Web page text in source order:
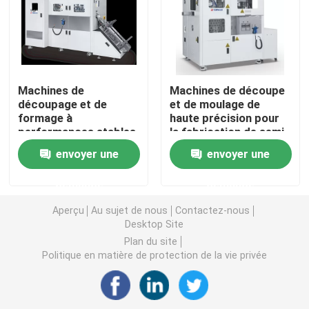
Moule MGP
Décapage des matrices de formage
Chasse à la moisissure
Équipement de moulage à semi-conducteurs
Machine de tri des puces
Machines de
découpage et de
formage à
performances stables
pour la fabrication de
semi-conducteurs
envoyer une
Machines de découpe
et de moulage de
haute précision pour
la fabrication de semi-
conducteurs
envoyer une
Aperçu Au sujet de nous
Contactez-nous
Desktop Site
Plan du site
Politique en matière de protection de la vie privée